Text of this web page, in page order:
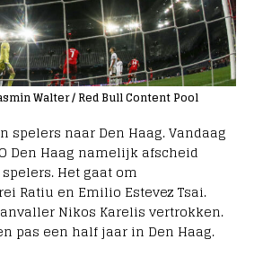
Walter / Red Bull Content Pool
spelers naar Den Haag. Vandaag
Den Haag namelijk afscheid
Het gaat om
Ratiu en Emilio Estevez Tsai.
Nikos Karelis vertrokken.
pas een half jaar in Den Haag.